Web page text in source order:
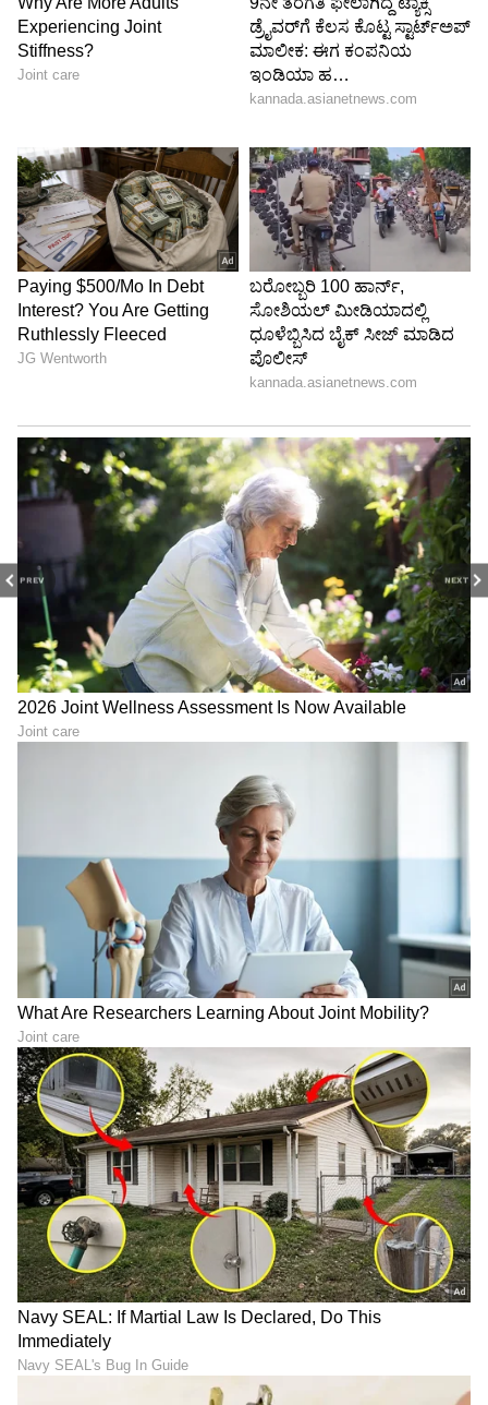
PREV NEXT